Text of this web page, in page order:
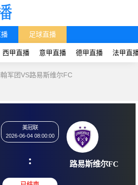
足球直播
西甲直播 意甲直播 德甲直播 法甲直
军团VS路易斯维尔FC
2026-06-04 08:00:00